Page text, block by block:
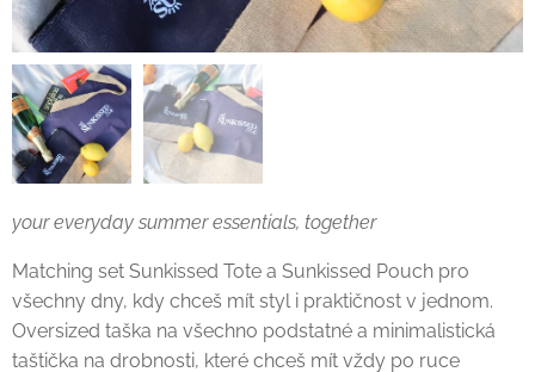
your everyday summer essentials, together☀️
Matching set Sunkissed Tote a Sunkissed Pouch pro
všechny dny, kdy chceš mít styl i praktičnost v jednom.
Oversized taška na všechno podstatné a minimalistická
taštička na drobnosti, které chceš mít vždy po ruce ✨